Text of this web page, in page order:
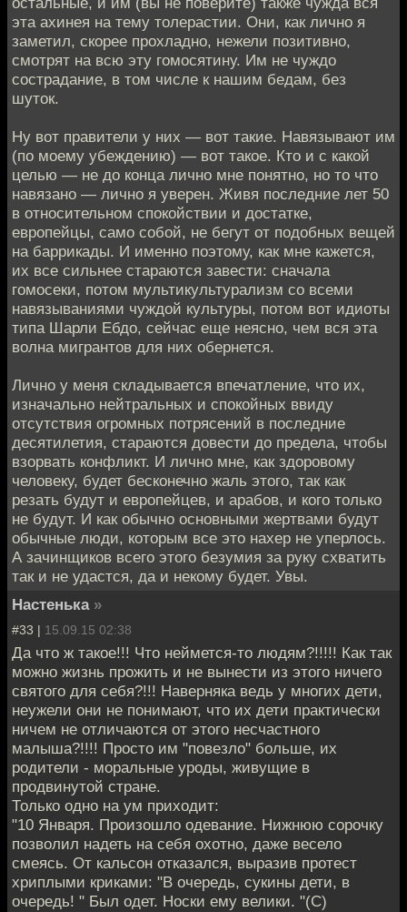
эта ахинея на тему толерастии. Они, как лично я
заметил, скорее прохладно, нежели позитивно,
смотрят на всю эту гомосятину. Им не чуждо
сострадание, в том числе к нашим бедам, без
шуток.
Ну вот правители у них — вот такие. Навязывают им
(по моему убеждению) — вот такое. Кто и с какой
целью — не до конца лично мне понятно, но то что
навязано — лично я уверен. Живя последние лет 50
в относительном спокойствии и достатке,
европейцы, само собой, не бегут от подобных вещей
на баррикады. И именно поэтому, как мне кажется,
их все сильнее стараются завести: сначала
гомосеки, потом мультикультурализм со всеми
навязываниями чуждой культуры, потом вот идиоты
типа Шарли Ебдо, сейчас еще неясно, чем вся эта
волна мигрантов для них обернется.
Лично у меня складывается впечатление, что их,
изначально нейтральных и спокойных ввиду
отсутствия огромных потрясений в последние
десятилетия, стараются довести до предела, чтобы
взорвать конфликт. И лично мне, как здоровому
человеку, будет бесконечно жаль этого, так как
резать будут и европейцев, и арабов, и кого только
не будут. И как обычно основными жертвами будут
обычные люди, которым все это нахер не уперлось.
А зачинщиков всего этого безумия за руку схватить
так и не удастся, да и некому будет. Увы.
Настенька »
#33 | 15.09.15 02:38
Да что ж такое!!! Что неймется-то людям?!!!!! Как так
можно жизнь прожить и не вынести из этого ничего
святого для себя?!!! Наверняка ведь у многих дети,
неужели они не понимают, что их дети практически
ничем не отличаются от этого несчастного
малыша?!!!! Просто им "повезло" больше, их
родители - моральные уроды, живущие в
продвинутой стране.
Только одно на ум приходит:
"10 Января. Произошло одевание. Нижнюю сорочку
позволил надеть на себя охотно, даже весело
смеясь. От кальсон отказался, выразив протест
хриплыми криками: "В очередь, сукины дети, в
очередь! " Был одет. Носки ему велики. "(С)